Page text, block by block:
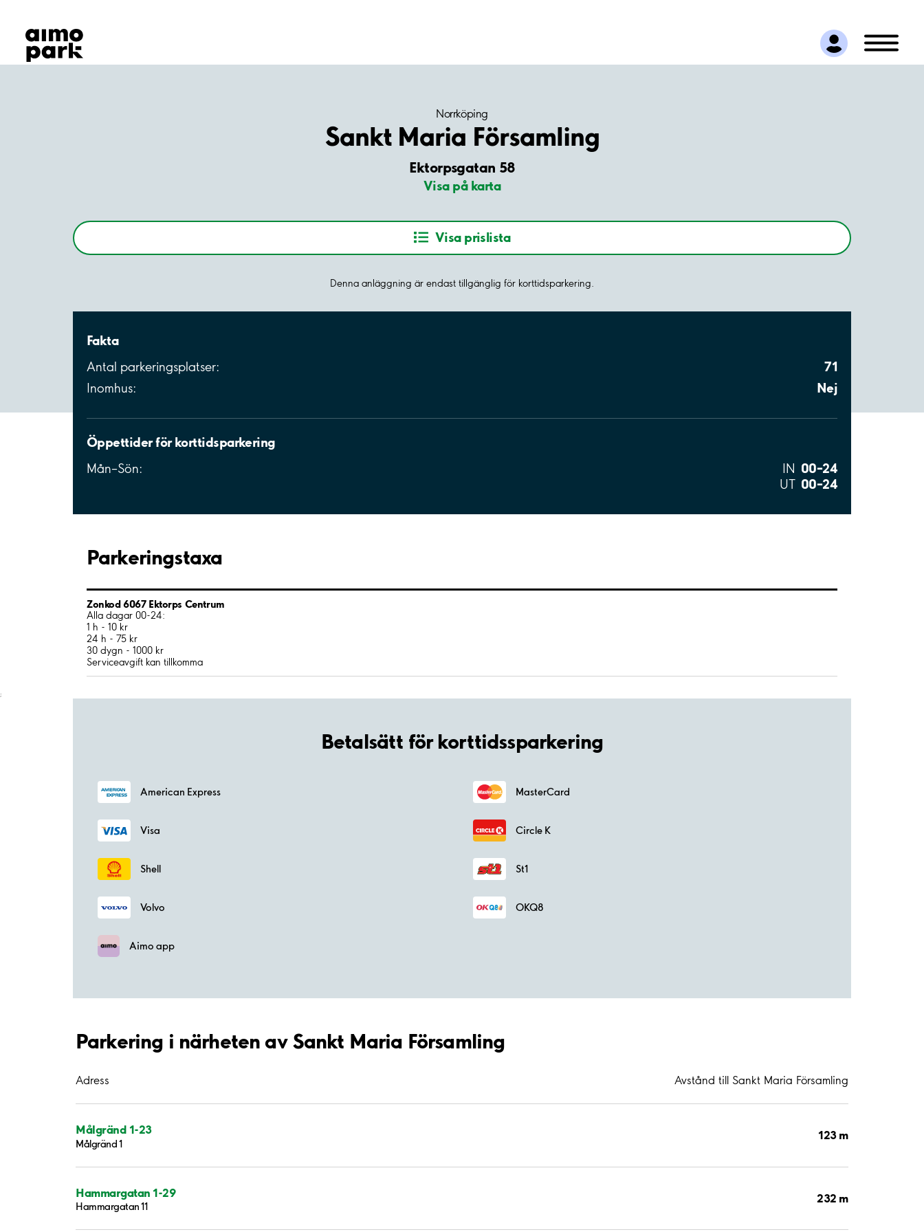
Hitta parkering
Samarbete
Kundservice
Norrköping
Sankt Maria Församling
Ektorpsgatan 58
Visa på karta
Visa prislista
Denna anläggning är endast tillgänglig för korttidsparkering.
Fakta
Antal parkeringsplatser: 71
Inomhus: Nej
Öppettider för korttidsparkering
Mån–Sön: IN 00–24
UT 00–24
Parkeringstaxa
Zonkod 6067 Ektorps Centrum
Alla dagar 00-24:
1 h - 10 kr
24 h - 75 kr
30 dygn - 1000 kr
Serviceavgift kan tillkomma
;
Betalsätt för korttidssparkering
American Express MasterCard
Visa Circle K
Shell St1
Volvo OKQ8
Aimo app
Parkering i närheten av Sankt Maria Församling
Adress Avstånd till Sankt Maria Församling
Målgränd 1-23
Målgränd 1
123 m
Hammargatan 1-29
Hammargatan 11
232 m